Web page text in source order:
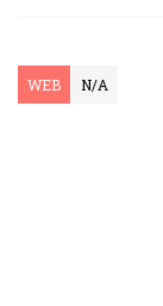
WEB N/A